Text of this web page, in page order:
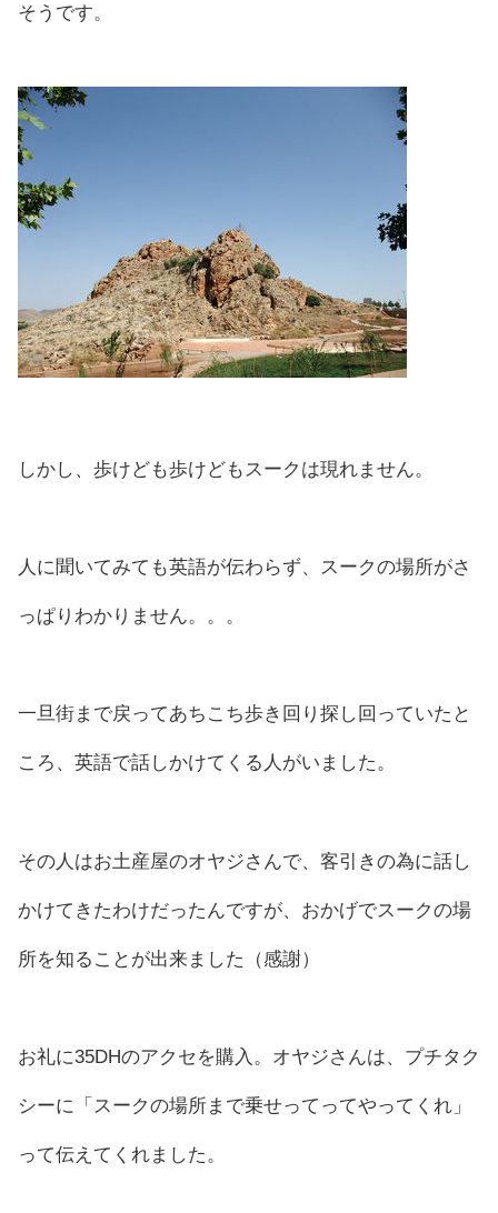
そうです。
しかし、歩けども歩けどもスークは現れません。
人に聞いてみても英語が伝わらず、スークの場所がさ
っぱりわかりません。。。
一旦街まで戻ってあちこち歩き回り探し回っていたと
ころ、英語で話しかけてくる人がいました。
その人はお土産屋のオヤジさんで、客引きの為に話し
かけてきたわけだったんですが、おかげでスークの場
所を知ることが出来ました（感謝）
お礼に35DHのアクセを購入。オヤジさんは、プチタク
シーに「スークの場所まで乗せってってやってくれ」
って伝えてくれました。